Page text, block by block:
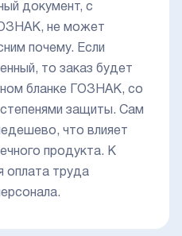
документ, с
не может
почему. Если
то заказ будет
бланке ГОЗНАК, со
защиты. Сам
что влияет
продукта. К
оплата труда